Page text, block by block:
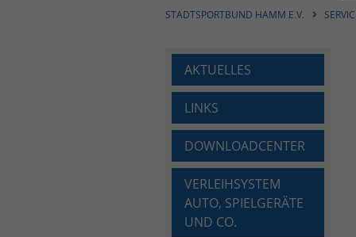
STADTSPORTBUND HAMM E.V.
AKTUELLES
LINKS
DOWNLOADCENTER
VERLEIHSYSTEM
AUTO, SPIELGERÄTE
UND CO.